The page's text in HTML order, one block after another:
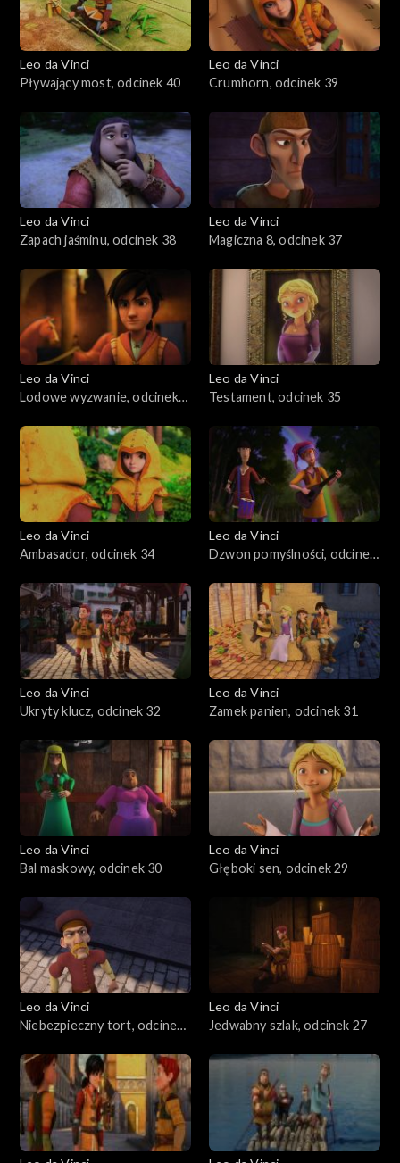
Leo da Vinci
Pływający most, odcinek 40
Leo da Vinci
Crumhorn, odcinek 39
Leo da Vinci
Zapach jaśminu, odcinek 38
Leo da Vinci
Magiczna 8, odcinek 37
Leo da Vinci
Lodowe wyzwanie, odcinek
Leo da Vinci
Testament, odcinek 35
Leo da Vinci
Ambasador, odcinek 34
Leo da Vinci
Dzwon pomyślności, odcinek
Leo da Vinci
Ukryty klucz, odcinek 32
Leo da Vinci
Zamek panien, odcinek 31
Leo da Vinci
Bal maskowy, odcinek 30
Leo da Vinci
Głęboki sen, odcinek 29
Leo da Vinci
Niebezpieczny tort, odcinek
Leo da Vinci
Jedwabny szlak, odcinek 27